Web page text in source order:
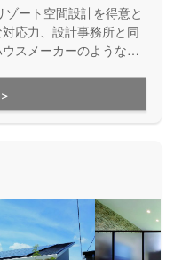
ゾート空間設計を得意と
応力、設計事務所と同
スメーカーのような設
徹底的にカットし、適